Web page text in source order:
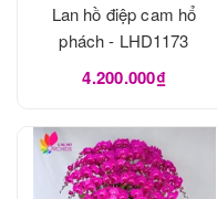
Lan hồ điệp cam hổ
phách - LHD1173
4.200.000₫